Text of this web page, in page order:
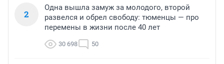
2
Одна вышла замуж за молодого, второй
развелся и обрел свободу: тюменцы — про
перемены в жизни после 40 лет
30 698 50